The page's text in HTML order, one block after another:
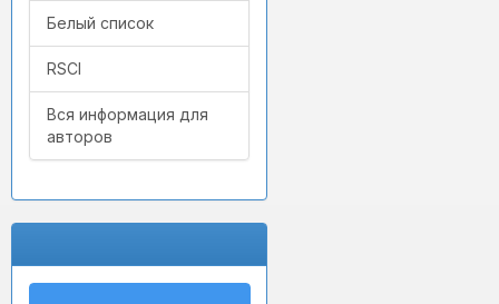
Белый список
RSCI
Вся информация для
авторов